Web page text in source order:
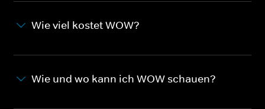
Wie viel kostet WOW?
Wie und wo kann ich WOW schauen?